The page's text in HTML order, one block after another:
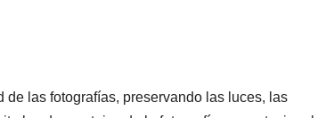
las fotografías, preservando las luces, las